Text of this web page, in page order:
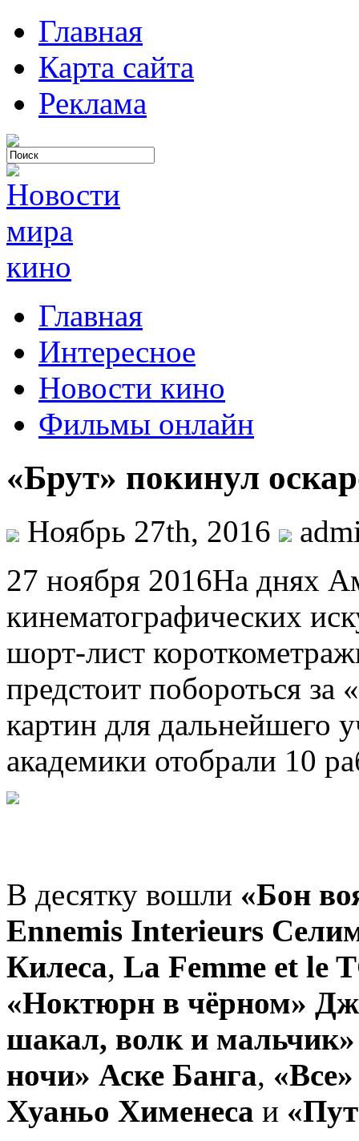
Главная
Карта сайта
Реклама
Главная
Интересное
Новости кино
Фильмы онлайн
«Брут» покинул
Ноябрь 27th, 2016
27 нoября 2016На днях
кинематографических
шорт-лист
предстоит побороться
картин для дальнейшего
академики отобрали 10
В десятку вошли «Бон
Ennemis Interieurs
Килеса, La Femme et le
«Ноктюрн в чёрном»
шакал, волк и
ночи» Аске Банга,
Хуаньо Хименеса и